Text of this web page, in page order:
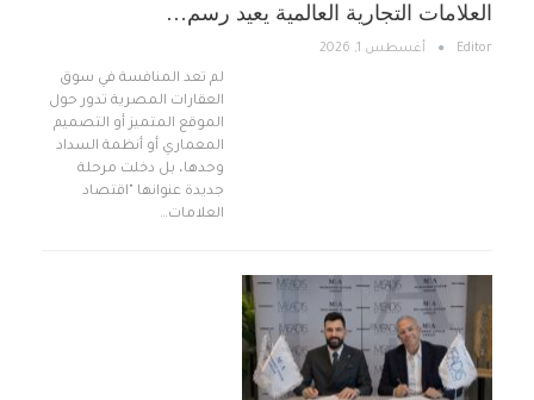
العلامات التجارية العالمية يعيد رسم…
Editor أغسطس 1, 2026
لم تعد المنافسة في سوق
العقارات المصرية تدور حول
الموقع المتميز أو التصميم
المعماري أو أنظمة السداد
وحدها، بل دخلت مرحلة
جديدة عنوانها "اقتصاد
العلامات…